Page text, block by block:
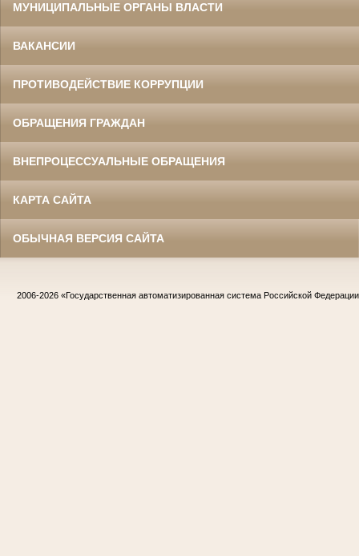
МУНИЦИПАЛЬНЫЕ ОРГАНЫ ВЛАСТИ
ВАКАНСИИ
ПРОТИВОДЕЙСТВИЕ КОРРУПЦИИ
ОБРАЩЕНИЯ ГРАЖДАН
ВНЕПРОЦЕССУАЛЬНЫЕ ОБРАЩЕНИЯ
КАРТА САЙТА
ОБЫЧНАЯ ВЕРСИЯ САЙТА
2006-2026 «Государственная автоматизированная система Российской